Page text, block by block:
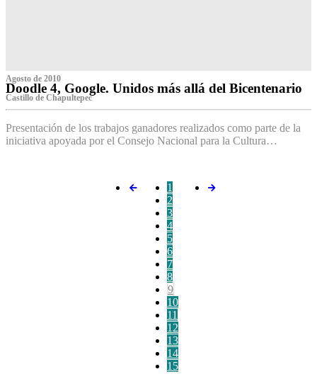
Agosto de 2010
Doodle 4, Google. Unidos más allá del Bicentenario
Castillo de Chapultepec
Presentación de los trabajos ganadores realizados como parte de la
iniciativa apoyada por el Consejo Nacional para la Cultura…
1
2
3
4
5
6
7
8
9
10
11
12
13
14
15